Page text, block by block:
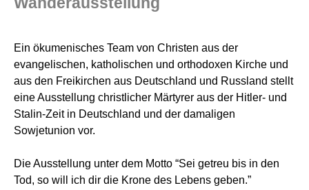
Ein ökumenisches Team von Christen aus der
evangelischen, katholischen und orthodoxen Kirche und
aus den Freikirchen aus Deutschland und Russland stellt
eine Ausstellung christlicher Märtyrer aus der Hitler- und
Stalin-Zeit in Deutschland und der damaligen
Sowjetunion vor.
Die Ausstellung unter dem Motto “Sei getreu bis in den
Tod, so will ich dir die Krone des Lebens geben.”